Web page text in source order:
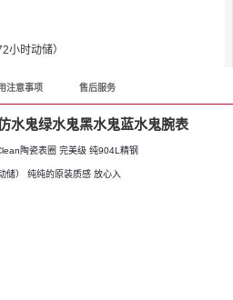
小时动储）
注意事项 售后服务
水鬼绿水鬼黑水鬼蓝水鬼腕表
陶瓷表圈 完美级 纯904L精钢
储） 纯纯的原装质感 放心入